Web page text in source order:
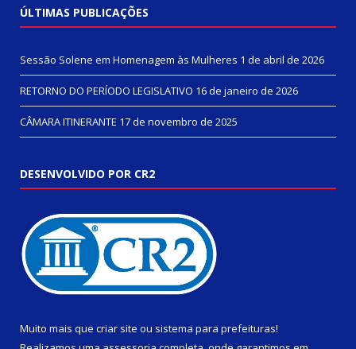
ÚLTIMAS PUBLICAÇÕES
Sessão Solene em Homenagem às Mulheres 1 de abril de 2026
RETORNO DO PERÍODO LEGISLATIVO 16 de janeiro de 2026
CÂMARA ITINERANTE 17 de novembro de 2025
DESENVOLVIDO POR CR2
Muito mais que criar site ou sistema para prefeituras!